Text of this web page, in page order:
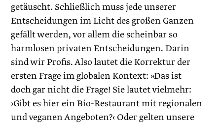
getäuscht. Schließlich muss jede unserer
Entscheidungen im Licht des großen Ganzen
gefällt werden, vor allem die scheinbar so
harmlosen privaten Entscheidungen. Darin
sind wir Profis. Also lautet die Korrektur der
ersten Frage im globalen Kontext: »Das ist
doch gar nicht die Frage! Sie lautet vielmehr:
›Gibt es hier ein Bio-Restaurant mit regionalen
und veganen Angeboten?‹ Oder gelten unsere